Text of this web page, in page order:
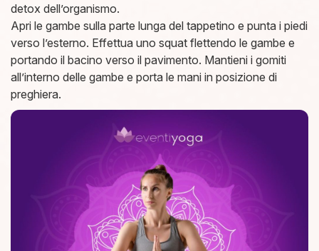
detox dell’organismo.
Apri le gambe sulla parte lunga del tappetino e punta i piedi
verso l’esterno. Effettua uno squat flettendo le gambe e
portando il bacino verso il pavimento. Mantieni i gomiti
all’interno delle gambe e porta le mani in posizione di
preghiera.